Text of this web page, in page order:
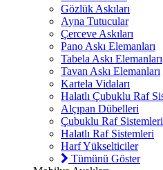
Gözlük Askıları
Ayna Tutucular
Çerceve Askıları
Pano Askı Elemanları
Tabela Askı Elemanları
Tavan Askı Elemanları
Kartela Vidaları
Halatlı Çubuklu Raf
Alçıpan Dübelleri
Çubuklu Raf Sistemleri
Halatlı Raf Sistemleri
Harf Yükselticiler
Tümünü Göster